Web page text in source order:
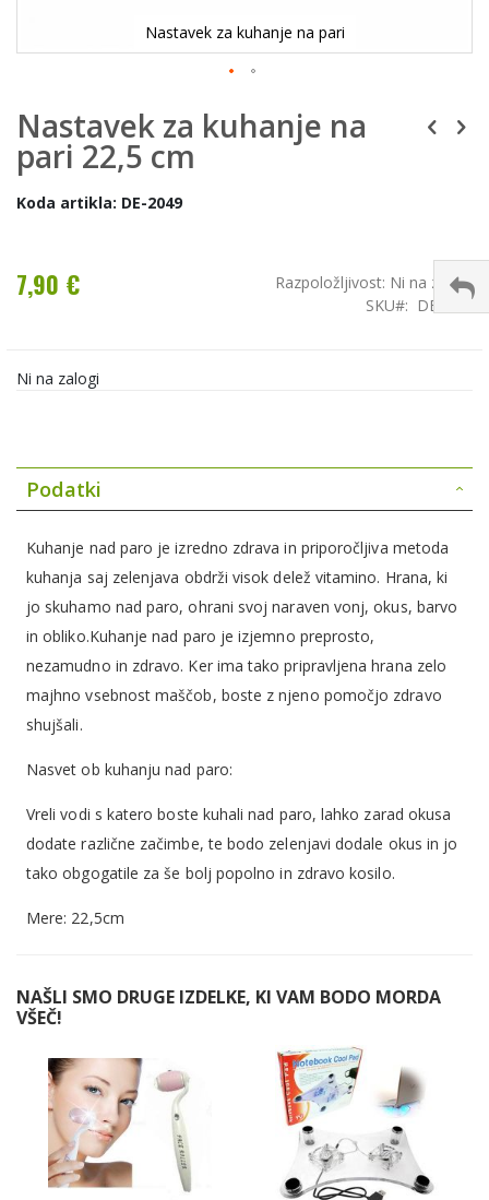
Nastavek za kuhanje na pari
Nastavek za kuhanje na
pari 22,5 cm
Koda artikla: DE-2049
7,90 € Razpoložljivost: Ni na zalogi
SKU
DE2049
Ni na zalogi
Podatki
Kuhanje nad paro je izredno zdrava in priporočljiva metoda
kuhanja saj zelenjava obdrži visok delež vitamino. Hrana, ki
jo skuhamo nad paro, ohrani svoj naraven vonj, okus, barvo
in obliko.Kuhanje nad paro je izjemno preprosto,
nezamudno in zdravo. Ker ima tako pripravljena hrana zelo
majhno vsebnost maščob, boste z njeno pomočjo zdravo
shujšali.
Nasvet ob kuhanju nad paro:
Vreli vodi s katero boste kuhali nad paro, lahko zarad okusa
dodate različne začimbe, te bodo zelenjavi dodale okus in jo
tako obgogatile za še bolj popolno in zdravo kosilo.
Mere: 22,5cm
NAŠLI SMO DRUGE IZDELKE, KI VAM BODO MORDA
VŠEČ!